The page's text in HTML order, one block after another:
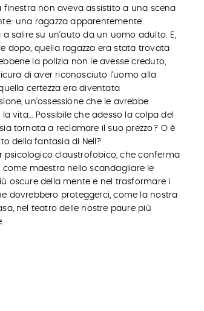
finestra non aveva assistito a una scena
una ragazza apparentemente
salire su un’auto da un uomo adulto. E,
dopo, quella ragazza era stata trovata
la polizia non le avesse creduto,
di aver riconosciuto l’uomo alla
certezza era diventata
un’ossessione che le avrebbe
vita… Possibile che adesso la colpa del
tornata a reclamare il suo prezzo? O è
della fantasia di Nell?
psicologico claustrofobico, che conferma
come maestra nello scandagliare le
oscure della mente e nel trasformare i
dovrebbero proteggerci, come la nostra
nel teatro delle nostre paure più